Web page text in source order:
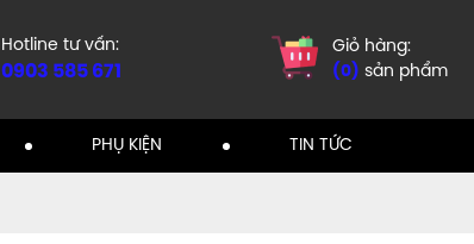
Hotline tư vấn:
0903 585 671
Giỏ hàng:
(0) sản phẩm
PHỤ KIỆN TIN TỨC